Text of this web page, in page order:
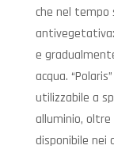
che nel tempo
e
acqua.
utilizzabile a
alluminio, oltre
disponibile nei